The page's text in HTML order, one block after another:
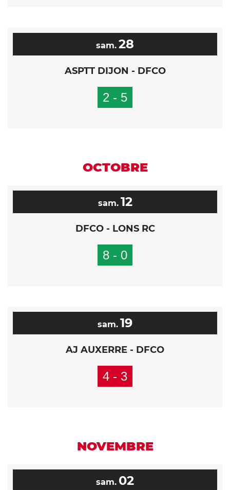
sam. 28
ASPTT DIJON - DFCO
2 - 5
OCTOBRE
sam. 12
DFCO - LONS RC
8 - 0
sam. 19
AJ AUXERRE - DFCO
4 - 3
NOVEMBRE
sam. 02